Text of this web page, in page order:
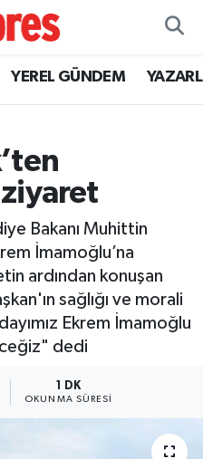
YEREL GÜNDEM
ziyaret
Bakanı Muhittin
İmamoğlu’na
ardından konuşan
sağlığı ve morali
Ekrem İmamoğlu
dedi
1 DK
OKUNMA SÜRESI
ve Fikstür